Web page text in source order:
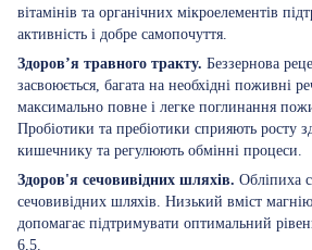
вітамінів та органічних мікроелементів
активність і добре самопочуття.
Здоров’я травного тракту. Беззернова
засвоюється, багата на необхідні поживні
максимально повне і легке поглинання
Пробіотики та пребіотики сприяють росту
кишечнику та регулюють обмінні процеси.
Здоров'я сечовивідних шляхів. Обліпиха
сечовивідних шляхів. Низький вміст
допомагає підтримувати оптимальний
6,5.